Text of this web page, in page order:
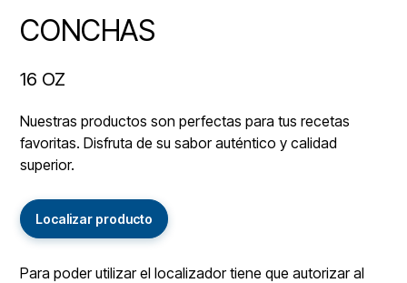
CONCHAS
16 OZ
Nuestras productos son perfectas para tus recetas
favoritas. Disfruta de su sabor auténtico y calidad
superior.
Localizar producto
Para poder utilizar el localizador tiene que autorizar al